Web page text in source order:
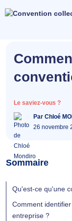
au
Le saviez-vous ?
Par Chloé
26 novembre
Sommaire
Qu'est-ce qu'une
Comment
entreprise ?